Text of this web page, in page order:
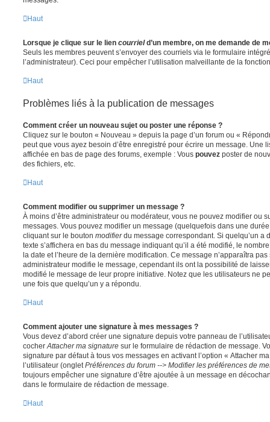
Haut
Lorsque je clique sur le lien courrield’un membre, on me demande de
Seuls les membres peuvent s’envoyer des courriels via le formulaire
l’administrateur). Ceci pour empêcher l’utilisation malveillante de la
Haut
Problèmes liés à la publication de messages
Comment créer un nouveau sujet ou poster une réponse ?
Cliquez sur le bouton « Nouveau » depuis la page d’un forum ou «
peut que vous ayez besoin d’être enregistré pour écrire un message. Une
affichée en bas de page des forums, exemple : Vous pouvez poster de
des fichiers, etc.
Haut
Comment modifier ou supprimer un message ?
À moins d’être administrateur ou modérateur, vous ne pouvez modifier ou
messages. Vous pouvez modifier un message (quelquefois dans une
cliquant sur le bouton modifierdu message correspondant. Si quelqu’un a
texte s’affichera en bas du message indiquant qu’il a été modifié, le
la date et l’heure de la dernière modification. Ce message n’apparaîtra
administrateur modifie le message, cependant ils ont la possibilité de
modifié le message de leur propre initiative. Notez que les utilisateurs ne
une fois que quelqu’un y a répondu.
Haut
Comment ajouter une signature à mes messages ?
Vous devez d’abord créer une signature depuis votre panneau de
cocher Attacher ma signature sur le formulaire de rédaction de message.
signature par défaut à tous vos messages en activant l’option « Attacher
l’utilisateur (onglet Préférences du forum --> Modifier les préférences de
toujours empêcher une signature d’être ajoutée à un message en
dans le formulaire de rédaction de message.
Haut